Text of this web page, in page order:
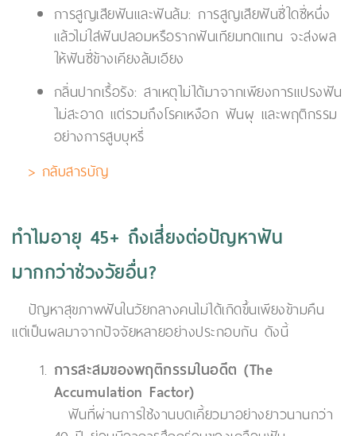
การสูญเสียฟันและฟันล้ม: การสูญเสียฟันซี่ใดซี่หนึ่ง
แล้วไม่ใส่ฟันปลอมหรือรากฟันเทียมทดแทน จะส่งผล
ให้ฟันซี่ข้างเคียงล้มเอียง
กลิ่นปากเรื้อรัง: สาเหตุไม่ได้มาจากเพียงการแปรงฟัน
ไม่สะอาด แต่รวมถึงโรคเหงือก ฟันผุ และพฤติกรรม
อย่างการสูบบุหรี่
> กลับสารบัญ
ทำไมอายุ 45+ ถึงเสี่ยงต่อปัญหาฟัน
มากกว่าช่วงวัยอื่น?
ปัญหาสุขภาพฟันในวัยกลางคนไม่ได้เกิดขึ้นเพียงข้ามคืน
แต่เป็นผลมาจากปัจจัยหลายอย่างประกอบกัน ดังนี้
การสะสมของพฤติกรรมในอดีต (The
Accumulation Factor)
ฟันที่ผ่านการใช้งานบดเคี้ยวมาอย่างยาวนานกว่า